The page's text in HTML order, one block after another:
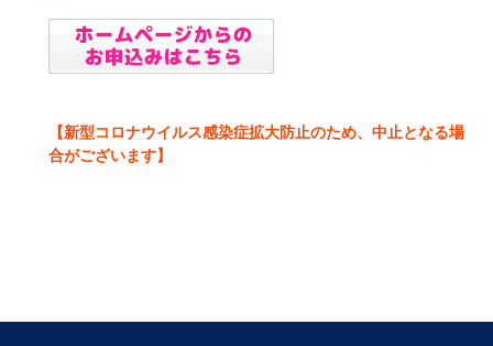
【新型コロナウイルス感染症拡大防止のため、中止となる場
合がございます】